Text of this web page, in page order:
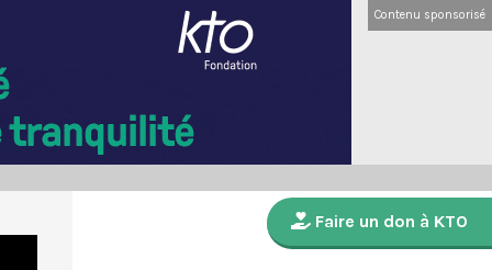
Contenu sponsorisé
Faire un don à KTO